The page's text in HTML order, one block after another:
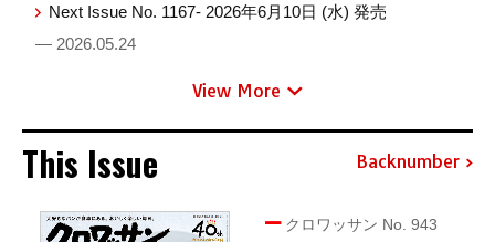
Next Issue No. 1167- 2026年6月10日 (水) 発売
— 2026.05.24
View More
This Issue Backnumber
クロワッサン No. 943